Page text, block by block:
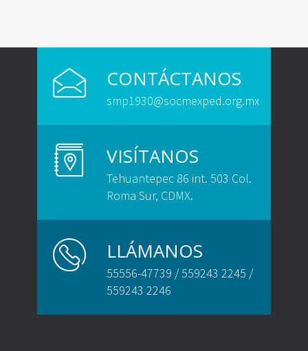
CONTÁCTANOS
smp1930@socmexped.org.mx
VISÍTANOS
Tehuantepec 86 int. 503 Col.
Roma Sur, CDMX.
LLÁMANOS
55556-47739 / 559243 2245 /
559243 2246